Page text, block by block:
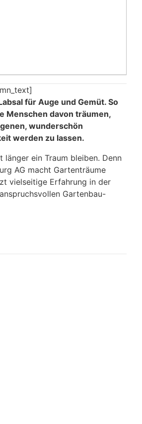
für Auge und Gemüt. So
Menschen davon träumen,
wunderschön
werden zu lassen.
länger ein Traum bleiben. Denn
AG macht Gartenträume
vielseitige Erfahrung in der
Gartenbau-